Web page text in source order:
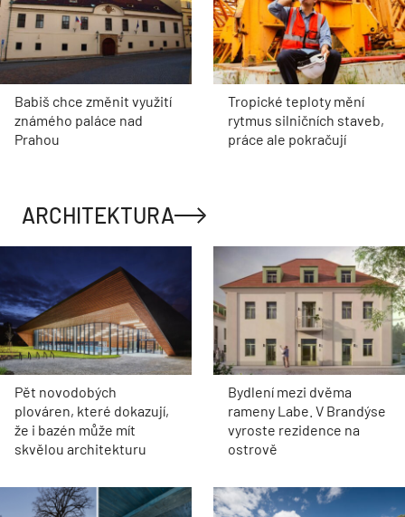
Babiš chce změnit využití
známého paláce nad
Prahou
Tropické teploty mění
rytmus silničních staveb,
práce ale pokračují
ARCHITEKTURA
Pět novodobých
plováren, které dokazují,
že i bazén může mít
skvělou architekturu
Bydlení mezi dvěma
rameny Labe. V Brandýse
vyroste rezidence na
ostrově